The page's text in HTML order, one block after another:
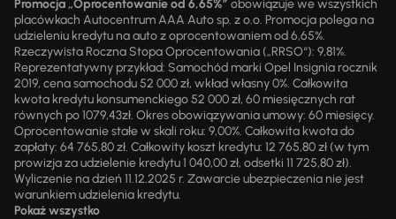
Promocja „Oprocentowanie od 6,65%” obowiązuje we wszystkich
placówkach Autocentrum AAA Auto sp. z o.o. Promocja polega na
udzieleniu kredytu na auto z oprocentowaniem od 6,65%.
Rzeczywista Roczna Stopa Oprocentowania („RRSO“): 9,81%.
Reprezentatywny przykład: Samochód marki Opel Insignia rocznik
2019, cena samochodu 52 000 zł, wkład własny 0%. Całkowita
kwota kredytu konsumenckiego 52 000 zł, 60 miesięcznych rat
równych po 1079,43zł. Okres obowiązywania umowy: 60 miesięcy.
Oprocentowanie stałe w skali roku: 9,00%. Całkowita kwota do
zapłaty: 64 765,80 zł. Całkowity koszt kredytu: 12 765,80 zł (w tym
prowizja za udzielenie kredytu 1 040,00 zł, odsetki 11 725,80 zł).
Wyliczenie na dzień 11.12.2025 r. Zawarcie ubezpieczenia nie jest
warunkiem udzielenia kredytu.
Pokaż wszystko